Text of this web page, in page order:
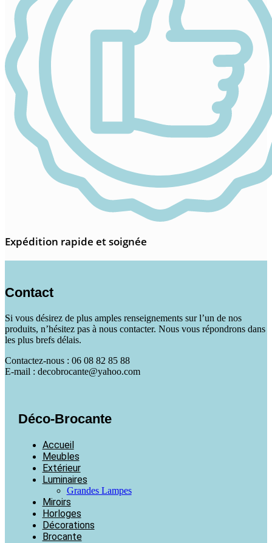
Expédition rapide et soignée
Contact
Si vous désirez de plus amples renseignements sur l’un de nos
produits, n’hésitez pas à nous contacter. Nous vous répondrons dans
les plus brefs délais.
Contactez-nous : 06 08 82 85 88
E-mail : decobrocante@yahoo.com
Déco-Brocante
Accueil
Meubles
Extérieur
Luminaires
Grandes Lampes
Miroirs
Horloges
Décorations
Brocante